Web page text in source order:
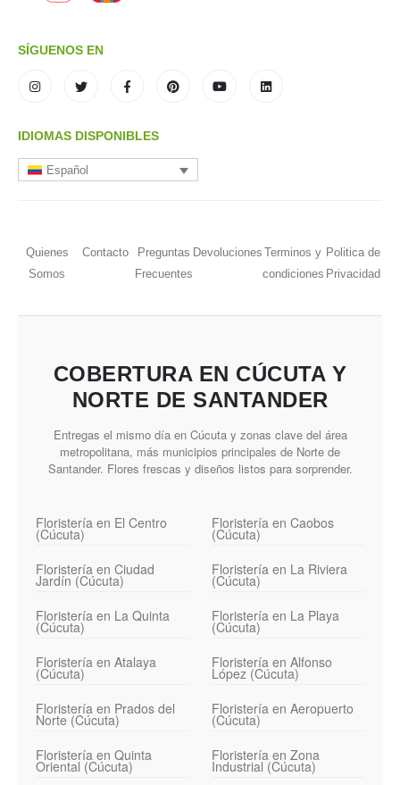
SÍGUENOS EN
IDIOMAS DISPONIBLES
Español
Quienes
Somos
Contacto
Preguntas
Frecuentes
Devoluciones Terminos y
condiciones
Politica de
Privacidad
COBERTURA EN CÚCUTA Y
NORTE DE SANTANDER
Entregas el mismo día en Cúcuta y zonas clave del área
metropolitana, más municipios principales de Norte de
Santander. Flores frescas y diseños listos para sorprender.
Floristería en El Centro
(Cúcuta)
Floristería en Caobos
(Cúcuta)
Floristería en Ciudad
Jardín (Cúcuta)
Floristería en La Riviera
(Cúcuta)
Floristería en La Quinta
(Cúcuta)
Floristería en La Playa
(Cúcuta)
Floristería en Atalaya
(Cúcuta)
Floristería en Alfonso
López (Cúcuta)
Floristería en Prados del
Norte (Cúcuta)
Floristería en Aeropuerto
(Cúcuta)
Floristería en Quinta
Oriental (Cúcuta)
Floristería en Zona
Industrial (Cúcuta)